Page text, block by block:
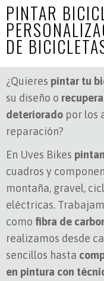
PINTAR
DE
¿Quieres pintar tu
su diseño o
deteriorado por los
reparación?
En Uves Bikes
cuadros y
montaña, gravel,
eléctricas.
como fibra de
realizamos desde
sencillos hasta
en pintura con